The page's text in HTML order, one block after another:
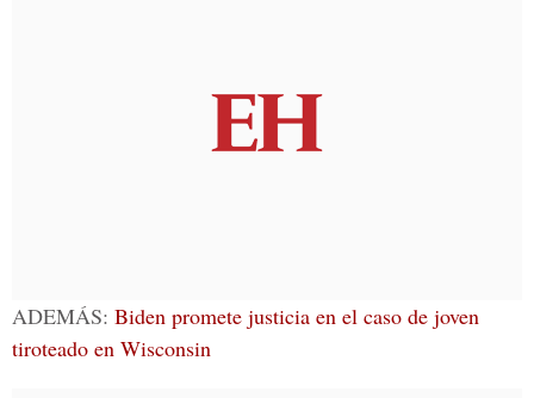
ADEMÁS: Biden promete justicia en el caso de joven
tiroteado en Wisconsin